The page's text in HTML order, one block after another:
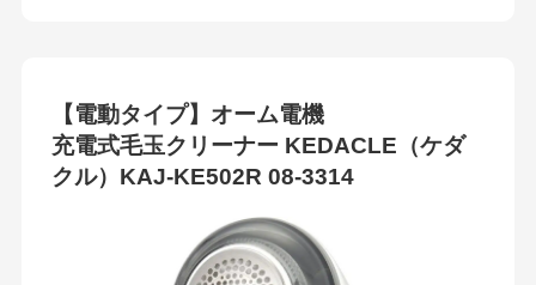
【電動タイプ】オーム電機
充電式毛玉クリーナー KEDACLE（ケダ
クル）KAJ-KE502R 08-3314